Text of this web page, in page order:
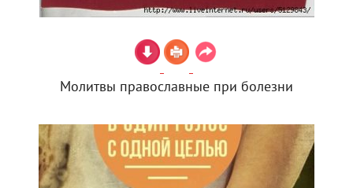
Молитвы православные при болезни